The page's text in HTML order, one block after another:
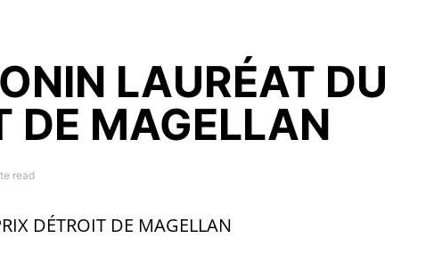
LAURÉAT DU
DE MAGELLAN
read
DÉTROIT DE MAGELLAN